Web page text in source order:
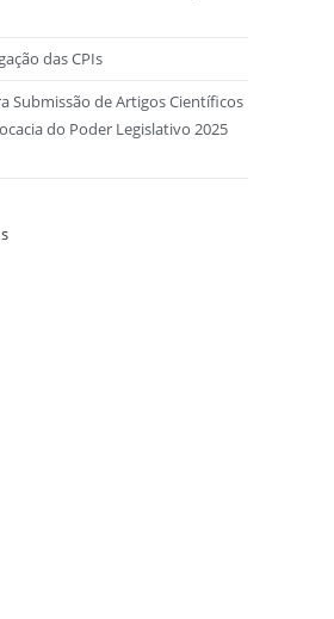
das CPIs
Submissão de Artigos Científicos
do Poder Legislativo 2025